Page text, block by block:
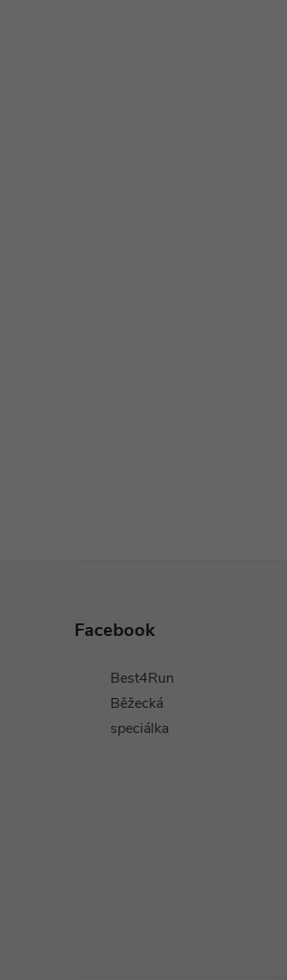
Facebook
Best4Run
Běžecká
speciálka